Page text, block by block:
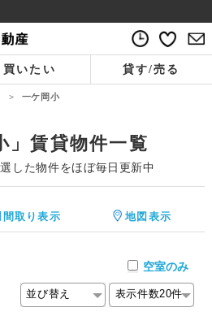
買いたい 貸す/売る
> 一ケ岡小
」賃貸物件一覧
した物件をほぼ毎日更新中
間取り表示 地図表示
空室のみ